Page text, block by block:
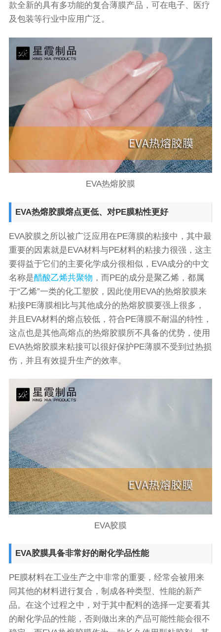
款全新的具有多功能的复合薄膜产品，可在电子、医疗
及包装等行业中应用广泛。
EVA热熔胶膜
EVA热熔胶膜熔点更低、对PE膜粘性更好
EVA胶膜之所以被广泛应用在PE薄膜的粘接中，其中最
重要的因素就是EVA材料与PE材料的粘接力很强，这主
要得益于它们的主要化学成分很相似，EVA成分的中文
名称是醋酸乙烯共聚物 ，而PE的成分是聚乙烯，都属
于“乙烯”一类的化工塑胶，因此使用EVA的热熔胶膜来
粘接PE薄膜相比与其他成分的热熔胶膜要强上很多，
并且EVA材料的熔点较低，符合PE薄膜不耐温的特性，
这点也是其他高熔点的热熔胶膜所不具备的优势，使用
EVA热熔胶膜来粘接可以很好保护PE薄膜不受到过热损
伤，并且有效提升生产的效率。
EVA胶膜
EVA胶膜具备非常好的耐化学品性能
PE膜材料在工业生产之中非常的重要，经常会被用来
同其他的材料进行复合，制成各种类型、性能的新产
品。在这个过程之中，对于其中配料的选择一定要看其
的耐化学品的性能，否则做出来的产品可能性能会很不